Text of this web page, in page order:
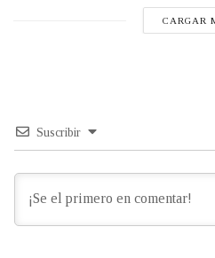
CARGAR
Suscribir